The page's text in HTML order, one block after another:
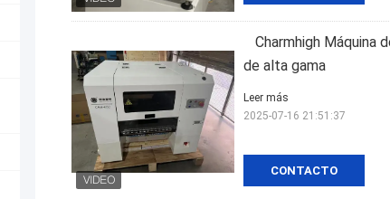
Charmhigh Máquina
de alta gama
CONTACTO
Leer más
2025-07-16 21:51:37